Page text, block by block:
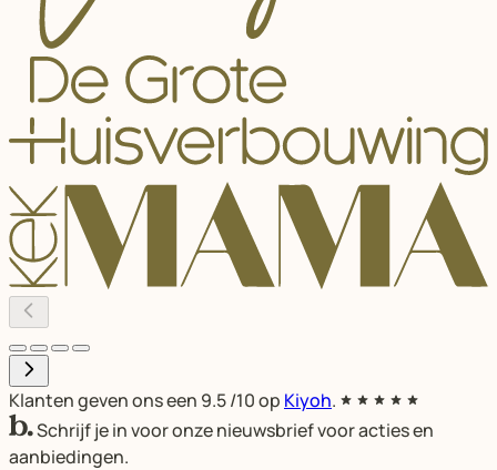
Klanten geven ons een 9.5/10 op Kiyoh.
Schrijf je in voor onze nieuwsbrief voor acties en
aanbiedingen.